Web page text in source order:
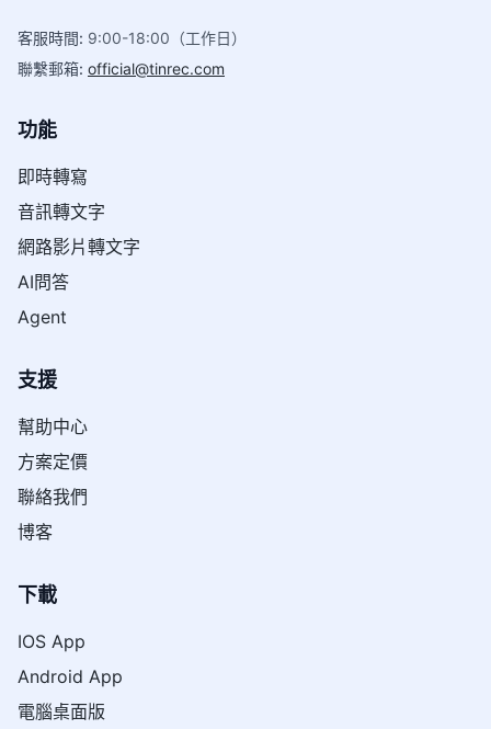
客服時間: 9:00-18:00（工作日）
聯繫郵箱: official@tinrec.com
功能
即時轉寫
音訊轉文字
網路影片轉文字
AI問答
Agent
支援
幫助中心
方案定價
聯絡我們
博客
下載
IOS App
Android App
電腦桌面版